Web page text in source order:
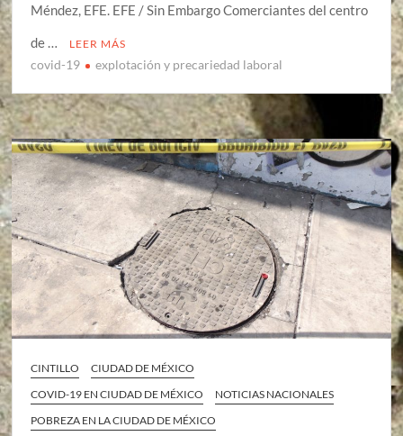
Méndez, EFE. EFE / Sin Embargo Comerciantes del centro
de …
LEER MÁS
covid-19 explotación y precariedad laboral
CINTILLO
CIUDAD DE MÉXICO
COVID-19 EN CIUDAD DE MÉXICO
NOTICIAS NACIONALES
POBREZA EN LA CIUDAD DE MÉXICO